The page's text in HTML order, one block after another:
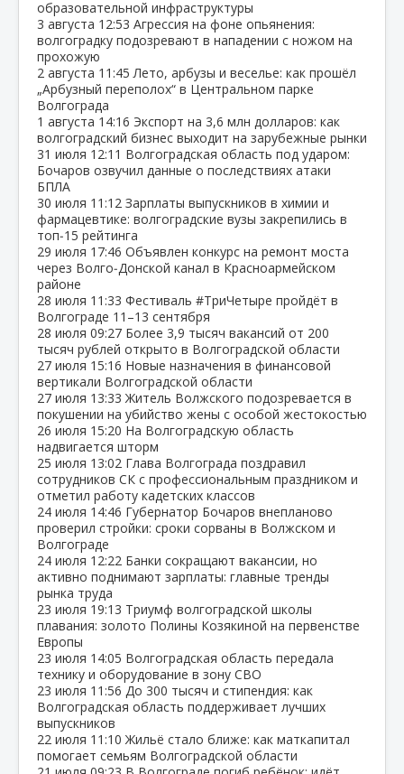
образовательной инфраструктуры
3 августа 12:53 Агрессия на фоне опьянения:
волгоградку подозревают в нападении с ножом на
прохожую
2 августа 11:45 Лето, арбузы и веселье: как прошёл
„Арбузный переполох“ в Центральном парке
Волгограда
1 августа 14:16 Экспорт на 3,6 млн долларов: как
волгоградский бизнес выходит на зарубежные рынки
31 июля 12:11 Волгоградская область под ударом:
Бочаров озвучил данные о последствиях атаки
БПЛА
30 июля 11:12 Зарплаты выпускников в химии и
фармацевтике: волгоградские вузы закрепились в
топ‑15 рейтинга
29 июля 17:46 Объявлен конкурс на ремонт моста
через Волго‑Донской канал в Красноармейском
районе
28 июля 11:33 Фестиваль #ТриЧетыре пройдёт в
Волгограде 11–13 сентября
28 июля 09:27 Более 3,9 тысяч вакансий от 200
тысяч рублей открыто в Волгоградской области
27 июля 15:16 Новые назначения в финансовой
вертикали Волгоградской области
27 июля 13:33 Житель Волжского подозревается в
покушении на убийство жены с особой жестокостью
26 июля 15:20 На Волгоградскую область
надвигается шторм
25 июля 13:02 Глава Волгограда поздравил
сотрудников СК с профессиональным праздником и
отметил работу кадетских классов
24 июля 14:46 Губернатор Бочаров внепланово
проверил стройки: сроки сорваны в Волжском и
Волгограде
24 июля 12:22 Банки сокращают вакансии, но
активно поднимают зарплаты: главные тренды
рынка труда
23 июля 19:13 Триумф волгоградской школы
плавания: золото Полины Козякиной на первенстве
Европы
23 июля 14:05 Волгоградская область передала
технику и оборудование в зону СВО
23 июля 11:56 До 300 тысяч и стипендия: как
Волгоградская область поддерживает лучших
выпускников
22 июля 11:10 Жильё стало ближе: как маткапитал
помогает семьям Волгоградской области